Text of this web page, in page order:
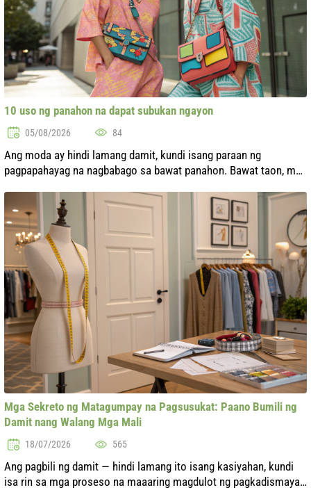
10 uso ng panahon na dapat subukan ngayon
05/08/2026 84
Ang moda ay hindi lamang damit, kundi isang paraan ng
pagpapahayag na nagbabago sa bawat panahon. Bawat taon, may
kaganapan, kasaysayan, ...
Mga Sekreto ng Matagumpay na Pagsusukat: Paano Bumili ng
Damit nang Walang Mga Mali
18/07/2026 565
Ang pagbili ng damit — hindi lamang ito isang kasiyahan, kundi
isa rin sa mga proseso na maaaring magdulot ng pagkadismaya